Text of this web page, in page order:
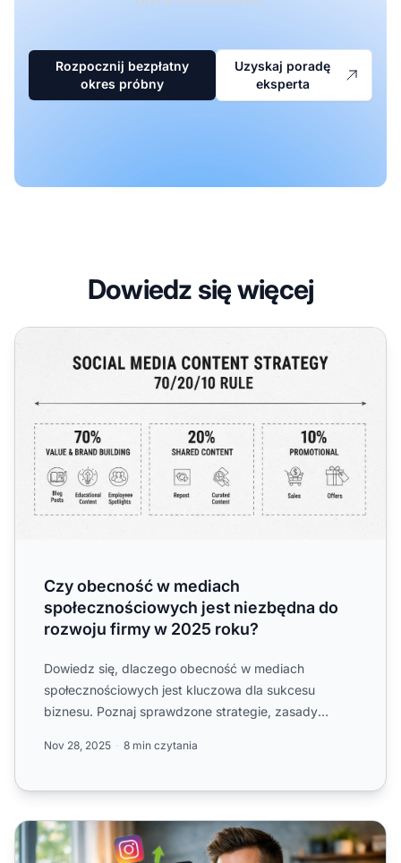
Rozpocznij bezpłatny
okres próbny
Uzyskaj poradę
eksperta
Dowiedz się więcej
Czy obecność w mediach społecznościowych jest
Czy obecność w mediach
społecznościowych jest niezbędna do
rozwoju firmy w 2025 roku?
Dowiedz się, dlaczego obecność w mediach
społecznościowych jest kluczowa dla sukcesu
biznesu. Poznaj sprawdzone strategie, zasady
Nov 28, 2025 8 min czytania
Dlaczego przedsiębiorcy powinni korzystać z mediów